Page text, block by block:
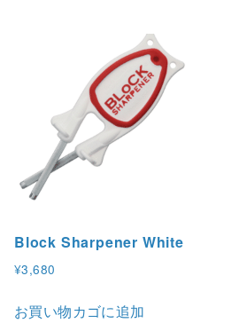
Block Sharpener White
¥3,680
お買い物カゴに追加